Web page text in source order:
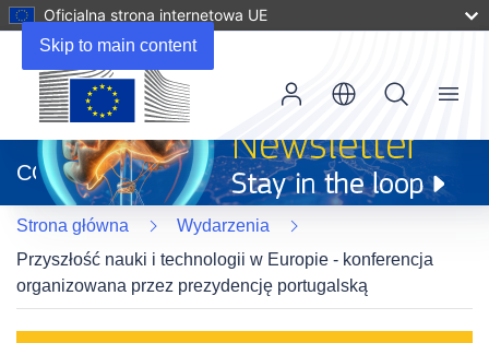
Skip to main content
Oficjalna strona internetowa UE
otworzy
się
w
nowym
oknie)
CORDIS
Menu
Strona główna
Wydarzenia
Przyszłość nauki i technologii w Europie - konferencja
organizowana przez prezydencję portugalską